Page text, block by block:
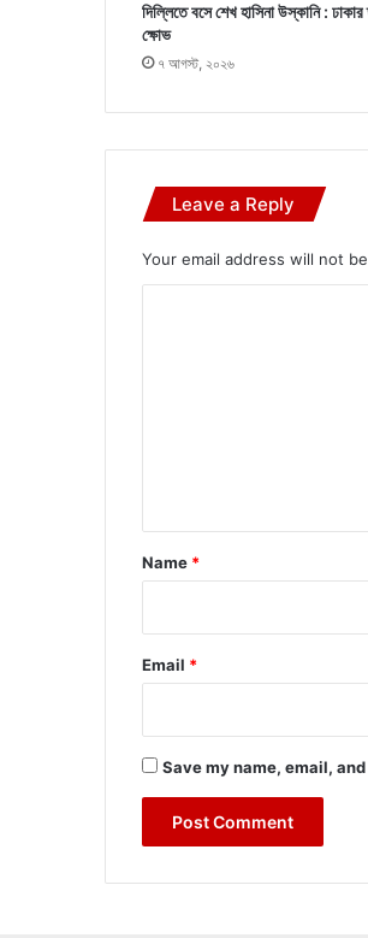
দিল্লিতে বসে শেখ হাসিনা উস্কানি : ঢাকার
ক্ষোভ
৭ আগস্ট, ২০২৬
Leave a Reply
Your email address will not
*
Name *
Email *
Save my name, email,